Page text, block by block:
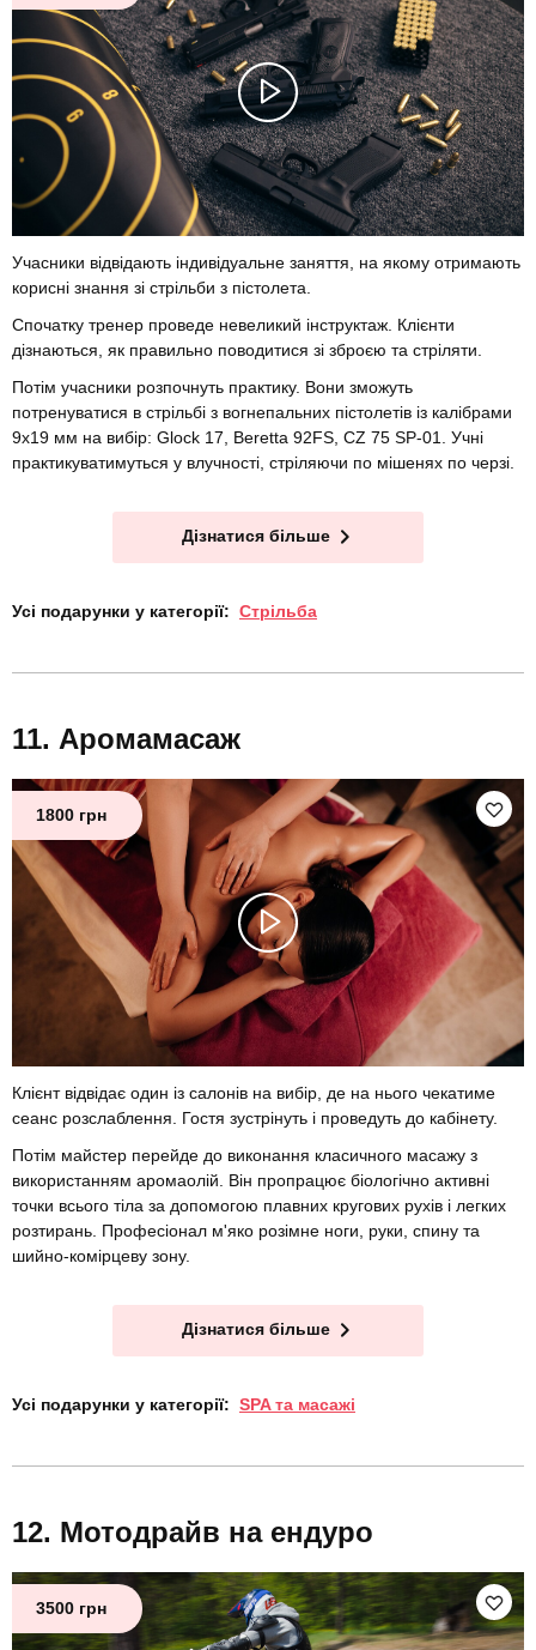
Учасники відвідають індивідуальне заняття, на якому отримають
корисні знання зі стрільби з пістолета.
Спочатку тренер проведе невеликий інструктаж. Клієнти
дізнаються, як правильно поводитися зі зброєю та стріляти.
Потім учасники розпочнуть практику. Вони зможуть
потренуватися в стрільбі з вогнепальних пістолетів із калібрами
9х19 мм на вибір: Glock 17, Beretta 92FS, CZ 75 SP-01. Учні
практикуватимуться у влучності, стріляючи по мішенях по черзі.
Дізнатися більше
Усі подарунки у категорії: Стрільба
Аромамасаж
1800 грн
Клієнт відвідає один із салонів на вибір, де на нього чекатиме
сеанс розслаблення. Гостя зустрінуть і проведуть до кабінету.
Потім майстер перейде до виконання класичного масажу з
використанням аромаолій. Він пропрацює біологічно активні
точки всього тіла за допомогою плавних кругових рухів і легких
розтирань. Професіонал м'яко розімне ноги, руки, спину та
шийно-комірцеву зону.
Дізнатися більше
Усі подарунки у категорії: SPA та масажі
Мотодрайв на ендуро
3500 грн